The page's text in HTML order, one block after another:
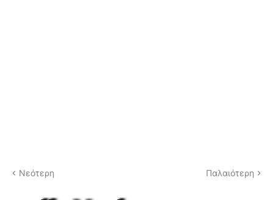
Νεότερη Παλαιότερη